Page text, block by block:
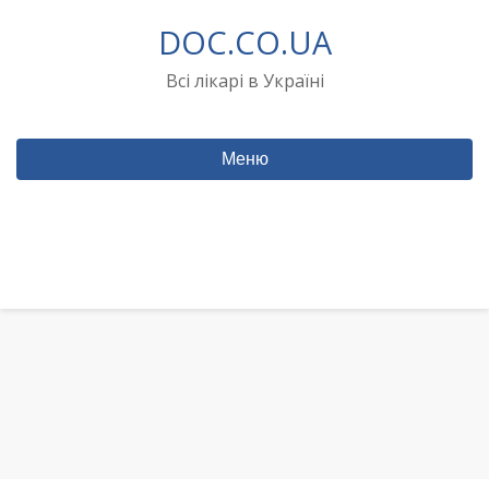
DOC.CO.UA
Всі лікарі в Україні
Меню